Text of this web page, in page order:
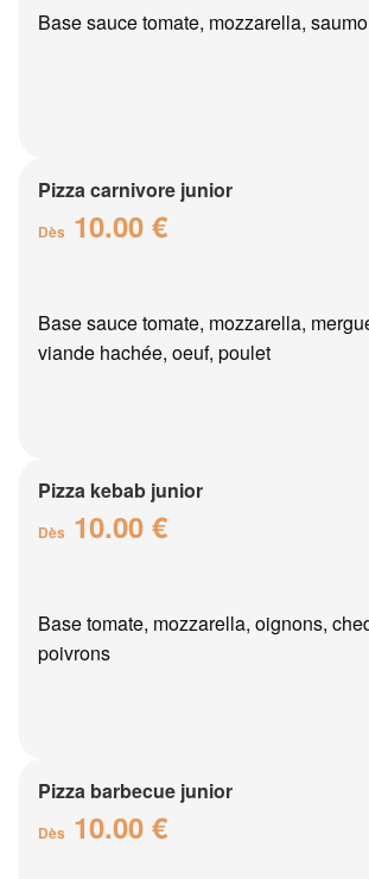
Base sauce tomate, mozzarella,
Pizza carnivore junior
Dès 10.00 €
Base sauce tomate, mozzarella,
viande hachée, oeuf, poulet
Pizza kebab junior
Dès 10.00 €
Base tomate, mozzarella, oignons,
poivrons
Pizza barbecue junior
Dès 10.00 €